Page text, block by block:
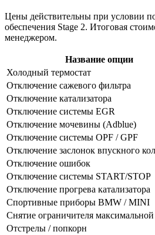
Цены действительны при условии
обеспечения Stage 2. Итоговая
менеджером.
Название опции
Холодный термостат
Отключение сажевого фильтра
Отключение катализатора
Отключение системы EGR
Отключение мочевины (Adblue)
Отключение системы OPF / GPF
Отключение заслонок впускного
Отключение ошибок
Отключение системы START/STOP
Отключение прогрева катализатора
Спортивные приборы BMW / MINI
Снятие ограничителя максимальной
Отстрелы / попкорн